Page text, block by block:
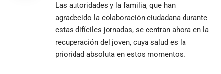
Las autoridades y la familia, que han
agradecido la colaboración ciudadana durante
estas difíciles jornadas, se centran ahora en la
recuperación del joven, cuya salud es la
prioridad absoluta en estos momentos.